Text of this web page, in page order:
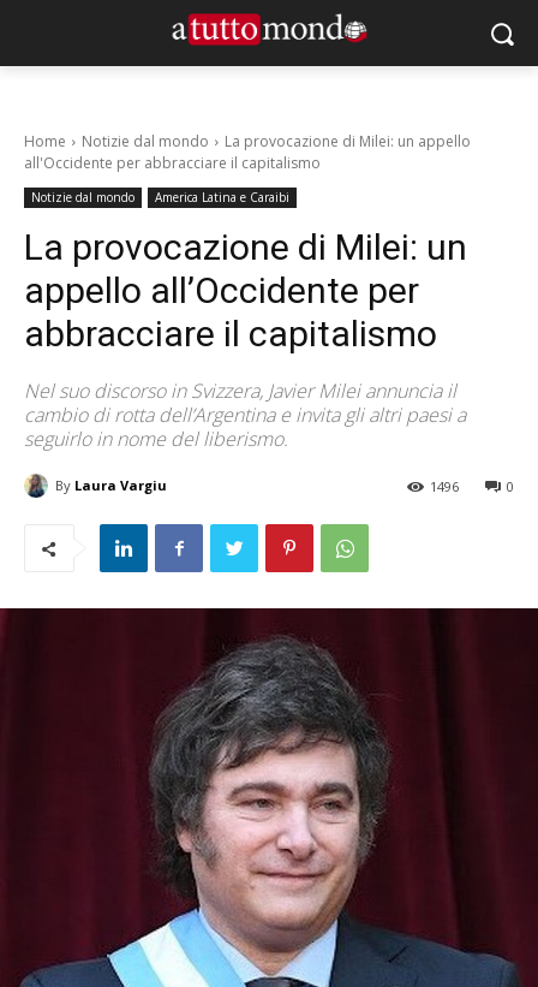
Home Notizie dal mondo
La provocazione di Milei: un appello
all'Occidente per abbracciare il capitalismo
Notizie dal mondo America Latina e Caraibi
La provocazione di Milei: un
appello all’Occidente per
abbracciare il capitalismo
Nel suo discorso in Svizzera, Javier Milei annuncia il
cambio di rotta dell’Argentina e invita gli altri paesi a
seguirlo in nome del liberismo.
By Laura Vargiu 0
1496